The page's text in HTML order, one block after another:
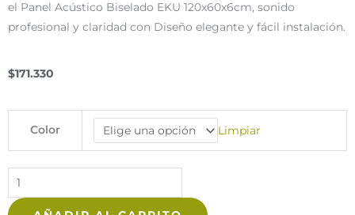
el Panel Acústico Biselado EKU 120x60x6cm, sonido
profesional y claridad con Diseño elegante y fácil instalación.
$171.330
Color Limpiar
EKU
120x60x6m